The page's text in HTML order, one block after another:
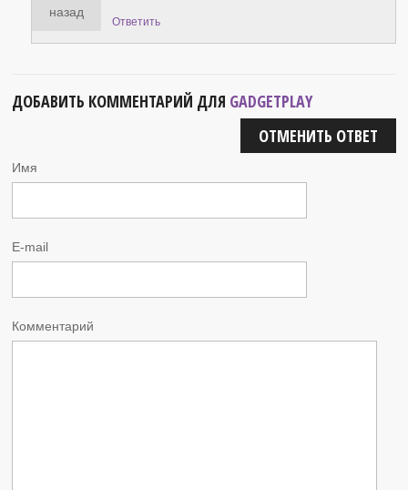
назад
Ответить
ДОБАВИТЬ КОММЕНТАРИЙ ДЛЯ GADGETPLAY
ОТМЕНИТЬ ОТВЕТ
Имя
E-mail
Комментарий